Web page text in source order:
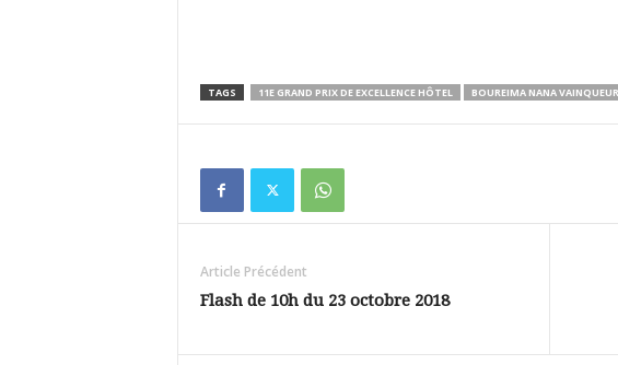
TAGS 11E GRAND PRIX DE EXCELLENCE HÔTEL BOUREIMA NANA VAINQUEUR
Article Précédent
Flash de 10h du 23 octobre 2018